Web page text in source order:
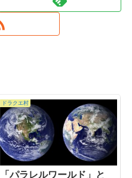
ドラクエ村
「パラレルワールド」と